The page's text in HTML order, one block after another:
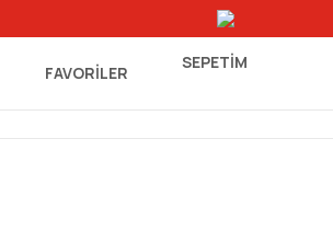
FAVORİLER SEPETIM